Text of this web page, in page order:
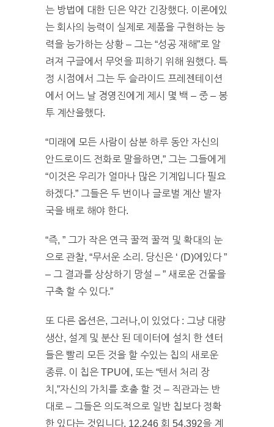
는 방법에 대한 딘은 약간 긴장했다. 이론에있
는 회사의 능력이 실제로 제품을 구현하는 능
력을 능가하는 상황 – 그는 “성공 재해”로 알
려져 구글에서 무엇을 피하기 위해 원했다. 특
정 시점에서 그는 두 슬라이드 프레젠테이션
에서 어느 날 경영진에게 제시 몇 백 – 중 – 봉
투 계산을했다.
“미래에 모든 사람이 삼분 하루 동안 자신의
안드로이드 전화로 말을하면,” 그는 그들에게
“이것은 우리가 얼마나 많은 기계입니다 필요
하겠다.” 그들은 두 번이나 글로벌 계산 발자
국을 배로 해야 한다.
“즉, ” 그가 작은 연극 꿀꺽 꿀꺽 및 확대의 눈
으로 관찰, “무서운 소리. 당신은 ‘ (D)에있다 ”
– 그 결과를 상상하기 망설 – ” 새로운 건물을
구축 할 수 있다.”
또 다른 옵션은, 그러나,이 있었다 : 그냥 대량
생산, 설계 및 분산 된 데이터에 설치 한 센터
들은 빨리 모든 것을 할 수있는 칩의 새로운
종류. 이 칩은 TPU에, 또는 “텐서 처리 장
치,”자신의 가치를 호출 할 것 – 직관과는 반
대로 – 그들은 의도적으로 일반 칩보다 정확
한 있다는 것입니다. 12.246 회 54.392을 계